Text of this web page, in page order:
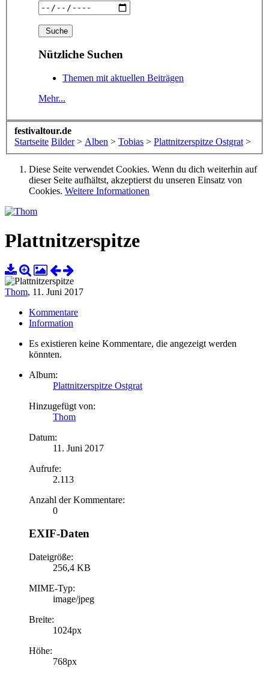
Nützliche Suchen
Themen mit aktuellen Beiträgen
Mehr...
festivaltour.de
Startseite Bilder > Alben > Tobias > Plattnitzerspitze Ostgrat >
Diese Seite verwendet Cookies. Wenn du dich weiterhin auf
dieser Seite aufhältst, akzeptierst du unseren Einsatz von
Cookies. Weitere Informationen
Plattnitzerspitze
Thom, 11. Juni 2017
Kommentare
Information
Es existieren keine Kommentare, die angezeigt werden
könnten.
Album:
Plattnitzerspitze Ostgrat
Hinzugefügt von:
Thom
Datum:
11. Juni 2017
Aufrufe:
2.113
Anzahl der Kommentare:
0
EXIF-Daten
Dateigröße:
256,4 KB
MIME-Typ:
image/jpeg
Breite:
1024px
Höhe:
768px